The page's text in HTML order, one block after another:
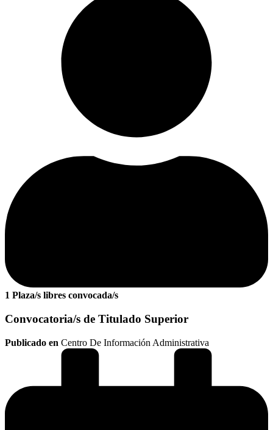
1 Plaza/s libres convocada/s
Convocatoria/s de Titulado Superior
Publicado en Centro De Información Administrativa